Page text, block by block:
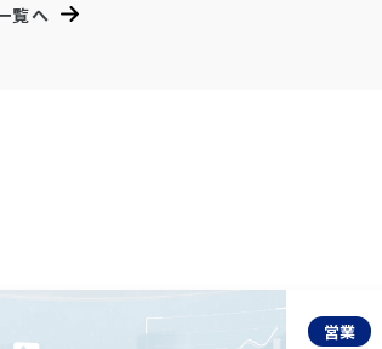
覧へ
営業